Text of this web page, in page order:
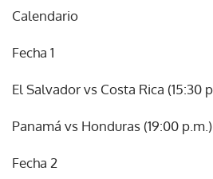
Calendario
Fecha 1
El Salvador vs Costa Rica (15:30
Panamá vs Honduras (19:00 p.m.)
Fecha 2